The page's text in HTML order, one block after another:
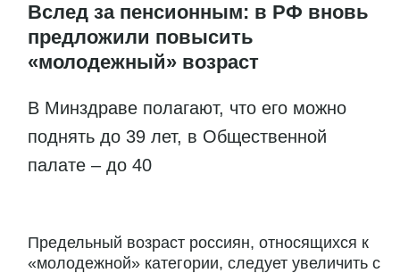
Вслед за пенсионным: в РФ вновь
предложили повысить
«молодежный» возраст
В Минздраве полагают, что его можно
поднять до 39 лет, в Общественной
палате – до 40
Предельный возраст россиян, относящихся к
«молодежной» категории, следует увеличить с